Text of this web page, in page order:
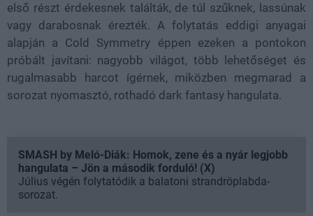
első részt érdekesnek találták, de túl szűknek, lassúnak
vagy darabosnak érezték. A folytatás eddigi anyagai
alapján a Cold Symmetry éppen ezeken a pontokon
próbált javítani: nagyobb világot, több lehetőséget és
rugalmasabb harcot ígérnek, miközben megmarad a
sorozat nyomasztó, rothadó dark fantasy hangulata.
SMASH by Meló-Diák: Homok, zene és a nyár legjobb
hangulata – Jön a második forduló! (X)
Július végén folytatódik a balatoni strandröplabda-
sorozat.